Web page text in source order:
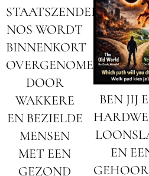
over het
maanoppervlak
werpt. Tijdens de
totaliteit buigt
het zonlicht door
de
aardatmosfeer,
waardoor
blauwe
golflengten
worden gefilterd
en dieprood en
STAATSZENDER
NOS WORDT
BINNENKORT
OVERGENOMEN
DOOR
WAKKERE
EN BEZIELDE
MENSEN
MET EEN
GEZOND
BEN JIJ
EN